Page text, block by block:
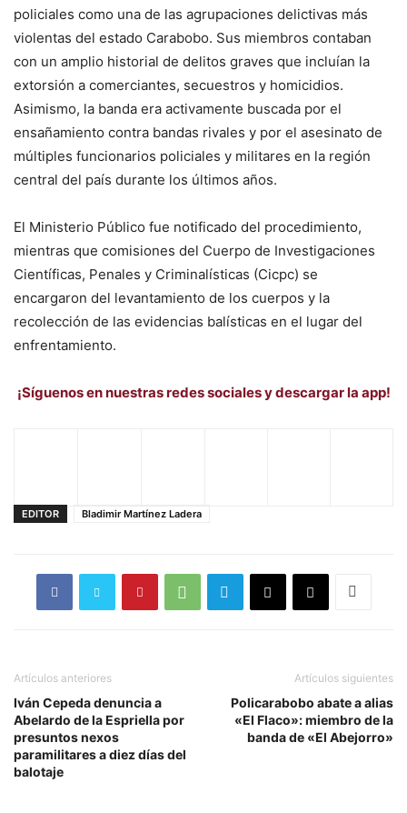
policiales como una de las agrupaciones delictivas más
violentas del estado Carabobo. Sus miembros contaban
con un amplio historial de delitos graves que incluían la
extorsión a comerciantes, secuestros y homicidios.
Asimismo, la banda era activamente buscada por el
ensañamiento contra bandas rivales y por el asesinato de
múltiples funcionarios policiales y militares en la región
central del país durante los últimos años.
El Ministerio Público fue notificado del procedimiento,
mientras que comisiones del Cuerpo de Investigaciones
Científicas, Penales y Criminalísticas (Cicpc) se
encargaron del levantamiento de los cuerpos y la
recolección de las evidencias balísticas en el lugar del
enfrentamiento.
¡Síguenos en nuestras redes sociales y descargar la app!
EDITOR Bladimir Martínez Ladera
Artículos anteriores
Iván Cepeda denuncia a
Abelardo de la Espriella por
presuntos nexos
paramilitares a diez días del
balotaje
Artículos siguientes
Policarabobo abate a alias
«El Flaco»: miembro de la
banda de «El Abejorro»